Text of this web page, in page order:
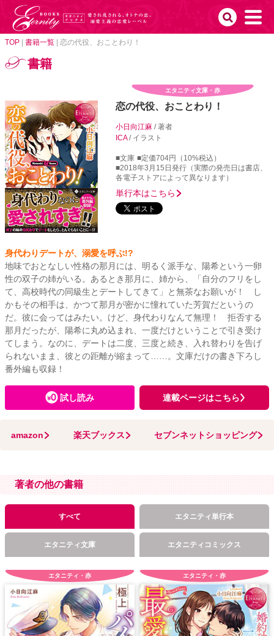
TOP 書籍一覧 恋の代役、おことわり！
書籍
エタニティ文庫・赤
恋の代役、おことわり！
小日向江麻/ 著者
ICA/ イラスト
■文庫 ■定価704円（10%税込）
■2018年3月15日発行（実際の発売日は書店、
各電子ストアによって異なります）
単行本はこちら
身代わりデートが、溺愛を呼ぶ!?
地味でおとなしい性格の那月には、明るく派手な、陽希という一卵
性の双子の姉がいる。あるとき那月に、姉から、「自分のフリをし
て、高校時代の同級生とデートしてきて」と無茶なお願いが！ し
かもその相手は、かつて那月が密かに憧れていた芳賀だというの
だ。彼に会ってはみたい。けど、身代わりなんて無理！ 拒否する
那月だったが、陽希に丸め込まれ、一度だけということで引き受け
てしまう。なのに、デートは二度、三度と続き、入れ替わりを告げ
られないまま、彼との距離が縮まって……。文庫だけの書き下ろし
番外編も収録！
試し読み 連載ページはこちら
amazon 楽天ブックス セブンネットショッピング
著者の他の書籍
すべて エタニティ単行本
エタニティ文庫 エタニティコミックス
エタニティ・赤 エタニティ・赤